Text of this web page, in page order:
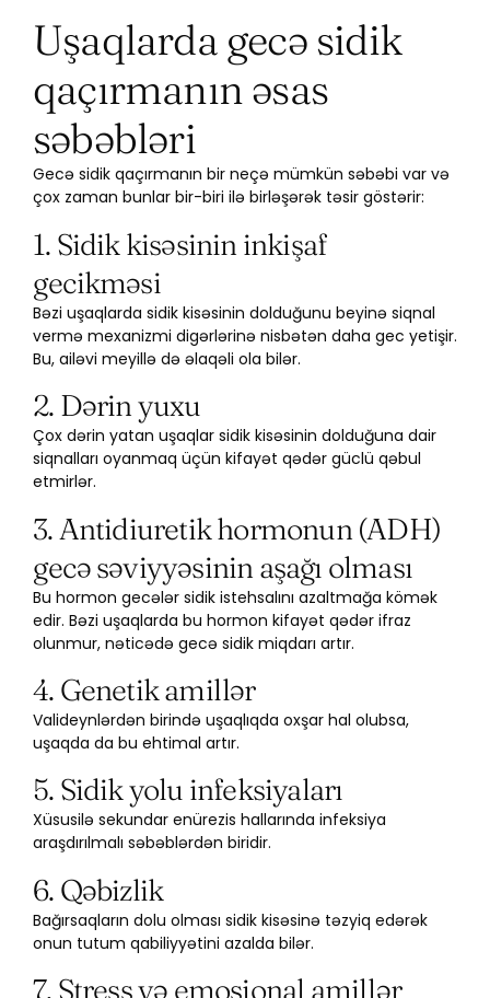
Uşaqlarda gecə sidik
qaçırmanın əsas
səbəbləri
Gecə sidik qaçırmanın bir neçə mümkün səbəbi var və
çox zaman bunlar bir-biri ilə birləşərək təsir göstərir:
1. Sidik kisəsinin inkişaf
gecikməsi
Bəzi uşaqlarda sidik kisəsinin dolduğunu beyinə siqnal
vermə mexanizmi digərlərinə nisbətən daha gec yetişir.
Bu, ailəvi meyillə də əlaqəli ola bilər.
2. Dərin yuxu
Çox dərin yatan uşaqlar sidik kisəsinin dolduğuna dair
siqnalları oyanmaq üçün kifayət qədər güclü qəbul
etmirlər.
3. Antidiuretik hormonun (ADH)
gecə səviyyəsinin aşağı olması
Bu hormon gecələr sidik istehsalını azaltmağa kömək
edir. Bəzi uşaqlarda bu hormon kifayət qədər ifraz
olunmur, nəticədə gecə sidik miqdarı artır.
4. Genetik amillər
Valideynlərdən birində uşaqlıqda oxşar hal olubsa,
uşaqda da bu ehtimal artır.
5. Sidik yolu infeksiyaları
Xüsusilə sekundar enürezis hallarında infeksiya
araşdırılmalı səbəblərdən biridir.
6. Qəbizlik
Bağırsaqların dolu olması sidik kisəsinə təzyiq edərək
onun tutum qabiliyyətini azalda bilər.
7. Stress və emosional amillər